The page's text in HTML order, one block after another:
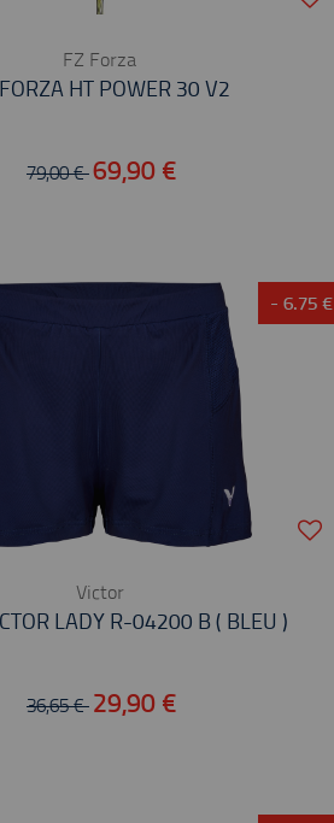
FZ Forza
HT POWER 30 V2
79,00 €69,90 €
- 6.75 €
Victor
LADY R-04200 B ( BLEU )
36,65 € 29,90 €